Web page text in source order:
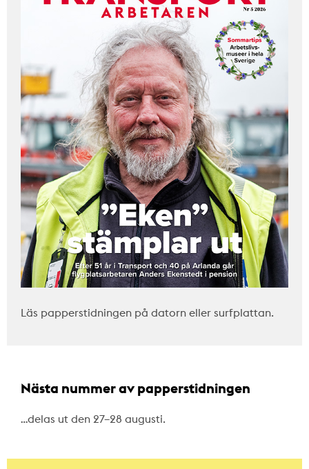
Läs papperstidningen på datorn eller surfplattan.
Nästa nummer av papperstidningen
…delas ut den 27–28 augusti.